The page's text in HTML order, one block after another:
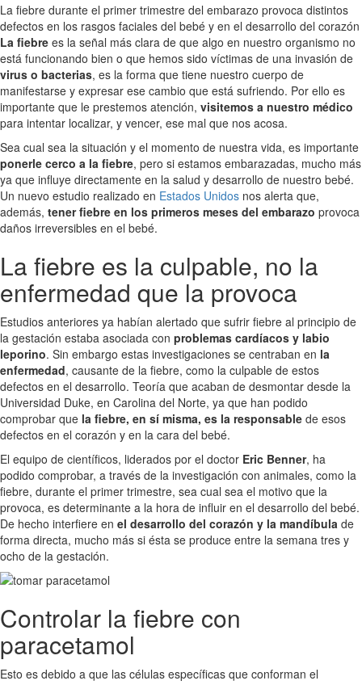
La fiebre durante el primer trimestre del embarazo provoca distintos
defectos en los rasgos faciales del bebé y en el desarrollo del corazón
La fiebre es la señal más clara de que algo en nuestro organismo no
está funcionando bien o que hemos sido víctimas de una invasión de
virus o bacterias, es la forma que tiene nuestro cuerpo de
manifestarse y expresar ese cambio que está sufriendo. Por ello es
importante que le prestemos atención, visitemos a nuestro médico
para intentar localizar, y vencer, ese mal que nos acosa.
Sea cual sea la situación y el momento de nuestra vida, es importante
ponerle cerco a la fiebre, pero si estamos embarazadas, mucho más
ya que influye directamente en la salud y desarrollo de nuestro bebé.
Un nuevo estudio realizado en Estados Unidos nos alerta que,
además, tener fiebre en los primeros meses del embarazo provoca
daños irreversibles en el bebé.
La fiebre es la culpable, no la
enfermedad que la provoca
Estudios anteriores ya habían alertado que sufrir fiebre al principio de
la gestación estaba asociada con problemas cardíacos y labio
leporino. Sin embargo estas investigaciones se centraban en la
enfermedad, causante de la fiebre, como la culpable de estos
defectos en el desarrollo. Teoría que acaban de desmontar desde la
Universidad Duke, en Carolina del Norte, ya que han podido
comprobar que la fiebre, en sí misma, es la responsable de esos
defectos en el corazón y en la cara del bebé.
El equipo de científicos, liderados por el doctor Eric Benner, ha
podido comprobar, a través de la investigación con animales, como la
fiebre, durante el primer trimestre, sea cual sea el motivo que la
provoca, es determinante a la hora de influir en el desarrollo del bebé.
De hecho interfiere en el desarrollo del corazón y la mandíbula de
forma directa, mucho más si ésta se produce entre la semana tres y
ocho de la gestación.
Controlar la fiebre con
paracetamol
Esto es debido a que las células específicas que conforman el